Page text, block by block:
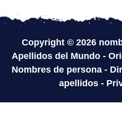
Copyright © 2026
Apellidos del Mundo-
Nombres de persona -
apellidos-